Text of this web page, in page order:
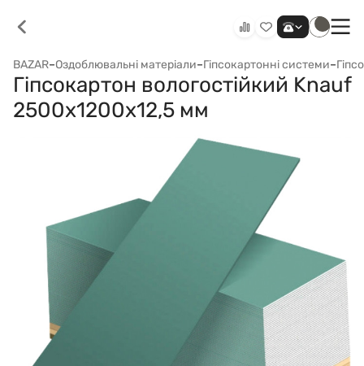
BAZAR–Оздоблювальні матеріали–Гіпсокартонні системи–
Гіпсокартон вологостійкий Knauf
2500x1200x12,5 мм